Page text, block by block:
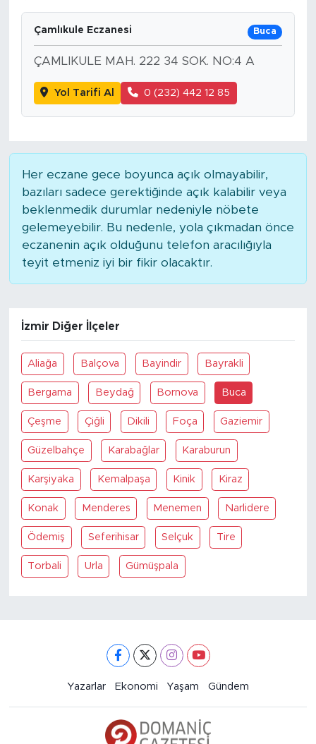
Çamlıkule Eczanesi Buca
ÇAMLIKULE MAH. 222 34 SOK. NO:4 A
Yol Tarifi Al 0 (232) 442 12 85
Her eczane gece boyunca açık olmayabilir,
bazıları sadece gerektiğinde açık kalabilir veya
beklenmedik durumlar nedeniyle nöbete
gelemeyebilir. Bu nedenle, yola çıkmadan önce
eczanenin açık olduğunu telefon aracılığıyla
teyit etmeniz iyi bir fikir olacaktır.
İzmir Diğer İlçeler
Aliağa Balçova Bayindir Bayrakli
Bergama Beydağ Bornova Buca
Çeşme Çiğli Dikili Foça Gaziemir
Güzelbahçe Karabağlar Karaburun
Karşiyaka Kemalpaşa Kinik Kiraz
Konak Menderes Menemen Narlidere
Ödemiş Seferihisar Selçuk Tire
Torbali Urla Gümüşpala
Yazarlar Ekonomi Yaşam Gündem